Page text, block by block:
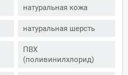
натуральная кожа
натуральная шерсть
ПВХ
(поливинилхлорид)